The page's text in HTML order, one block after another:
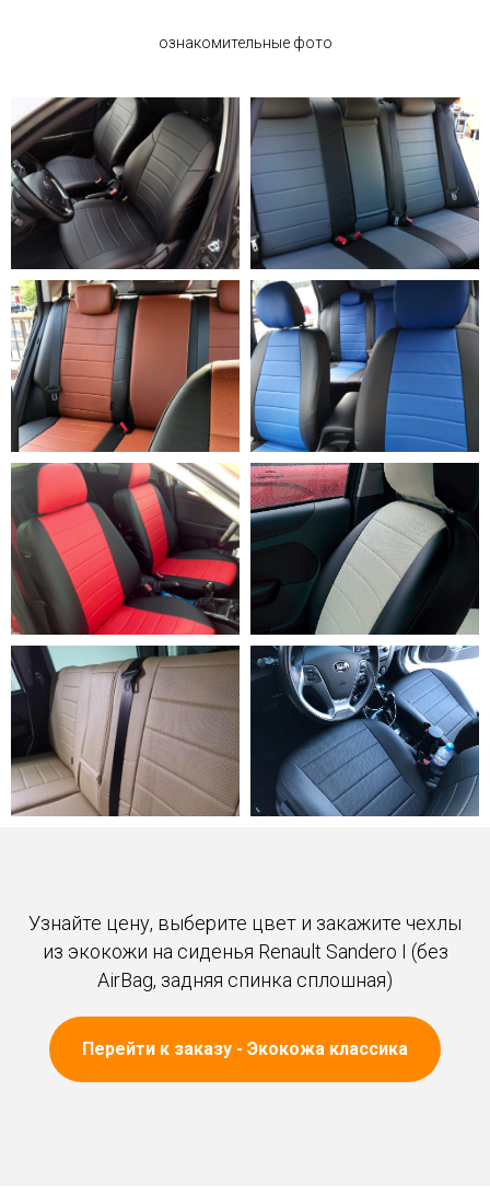
ознакомительные фото
Узнайте цену, выберите цвет и закажите чехлы
из экокожи на сиденья Renault Sandero I (без
AirBag, задняя спинка сплошная)
Перейти к заказу - Экокожа классика